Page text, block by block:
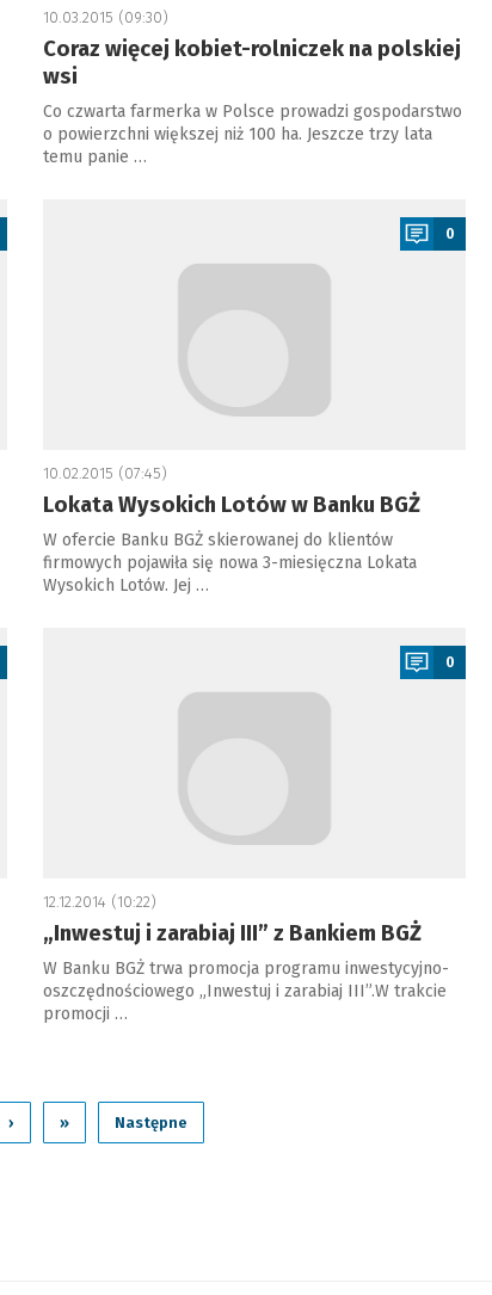
10.03.2015 (09:30)
Coraz więcej kobiet-rolniczek na polskiej
wsi
Co czwarta farmerka w Polsce prowadzi gospodarstwo
o powierzchni większej niż 100 ha. Jeszcze trzy lata
temu panie …
0
10.02.2015 (07:45)
Lokata Wysokich Lotów w Banku BGŻ
W ofercie Banku BGŻ skierowanej do klientów
firmowych pojawiła się nowa 3-miesięczna Lokata
Wysokich Lotów. Jej …
0
12.12.2014 (10:22)
„Inwestuj i zarabiaj III” z Bankiem BGŻ
W Banku BGŻ trwa promocja programu inwestycyjno-
oszczędnościowego „Inwestuj i zarabiaj III”.W trakcie
promocji …
› » Następne